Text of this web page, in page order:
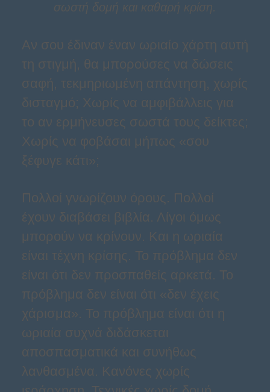
σωστή δομή και καθαρή κρίση.
Αν σου έδιναν έναν ωριαίο χάρτη αυτή
τη στιγμή, θα μπορούσες να δώσεις
σαφή, τεκμηριωμένη απάντηση, χωρίς
δισταγμό; Χωρίς να αμφιβάλλεις για
το αν ερμήνευσες σωστά τους δείκτες;
Χωρίς να φοβάσαι μήπως «σου
ξέφυγε κάτι»;
Πολλοί γνωρίζουν όρους. Πολλοί
έχουν διαβάσει βιβλία. Λίγοι όμως
μπορούν να κρίνουν. Και η ωριαία
είναι τέχνη κρίσης. Το πρόβλημα δεν
είναι ότι δεν προσπαθείς αρκετά. Το
πρόβλημα δεν είναι ότι «δεν έχεις
χάρισμα». Το πρόβλημα είναι ότι η
ωριαία συχνά διδάσκεται
αποσπασματικά και συνήθως
λανθασμένα. Κανόνες χωρίς